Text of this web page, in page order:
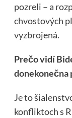
pozreli – a
chvostových
vyzbrojená.
Prečo vidí
Je to
konfliktoch s